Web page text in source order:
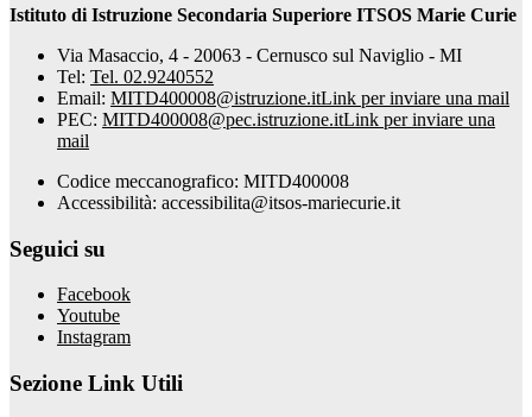
Istituto di Istruzione Secondaria Superiore ITSOS Marie Curie
Via Masaccio, 4 - 20063 - Cernusco sul Naviglio - MI
Tel: Tel. 02.9240552
Email: MITD400008@istruzione.itLink per inviare una mail
PEC: MITD400008@pec.istruzione.itLink per inviare una
mail
Codice meccanografico: MITD400008
Accessibilità: accessibilita@itsos-mariecurie.it
Seguici su
Facebook
Youtube
Instagram
Sezione Link Utili